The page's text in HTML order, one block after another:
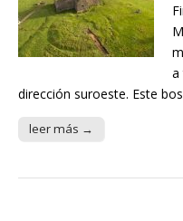
a
dirección suroeste. Este
leer más →